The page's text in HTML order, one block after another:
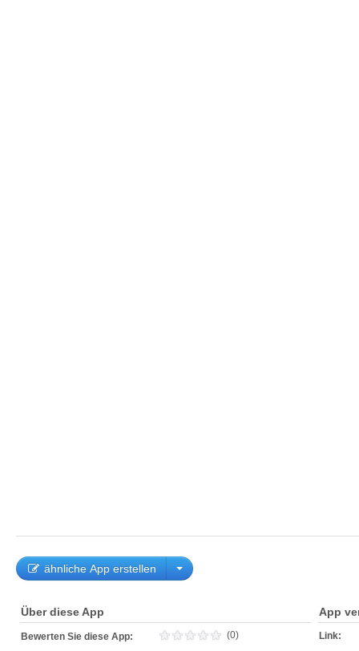
ähnliche App erstellen
Über diese App
Bewerten Sie diese App: (0)
App
Link: